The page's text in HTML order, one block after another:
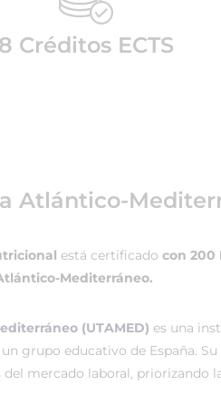
8 Créditos ECTS
Atlántico-
está certificado con 200
Mediterráneo.
(UTAMED) es una
grupo educativo de España.
mercado laboral, priorizando